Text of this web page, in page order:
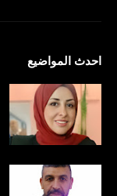
احدث المواضيع